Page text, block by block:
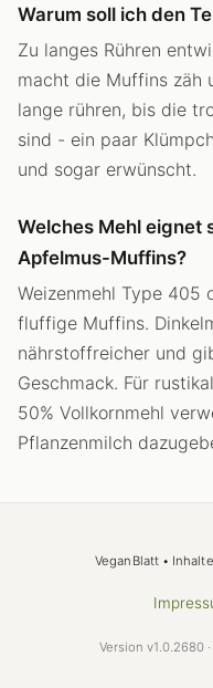
Warum soll ich den
Zu langes Rühren
macht die Muffins
lange rühren, bis die
sind - ein paar
und sogar erwünscht.
Welches Mehl eignet
Apfelmus-Muffins?
Weizenmehl Type 405
fluffige Muffins.
nährstoffreicher und
Geschmack. Für
50% Vollkornmehl
Pflanzenmilch
VeganBlatt •
Version v1.0.2680